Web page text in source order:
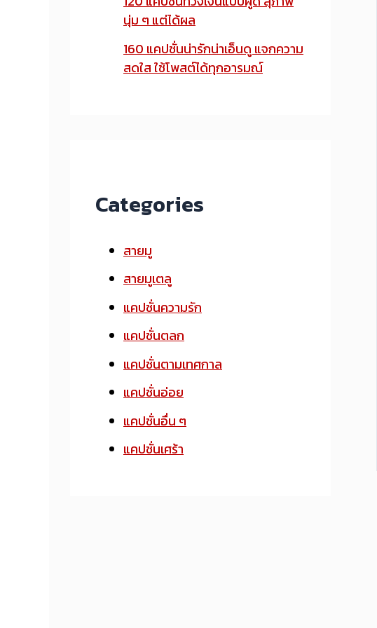
นุ่ม ๆ แต่ได้ผล
160 แคปชั่นน่ารักน่าเอ็นดู แจกความ
สดใส ใช้โพสต์ได้ทุกอารมณ์
Categories
สายมู
สายมูเตลู
แคปชั่นความรัก
แคปชั่นตลก
แคปชั่นตามเทศกาล
แคปชั่นอ่อย
แคปชั่นอื่น ๆ
แคปชั่นเศร้า